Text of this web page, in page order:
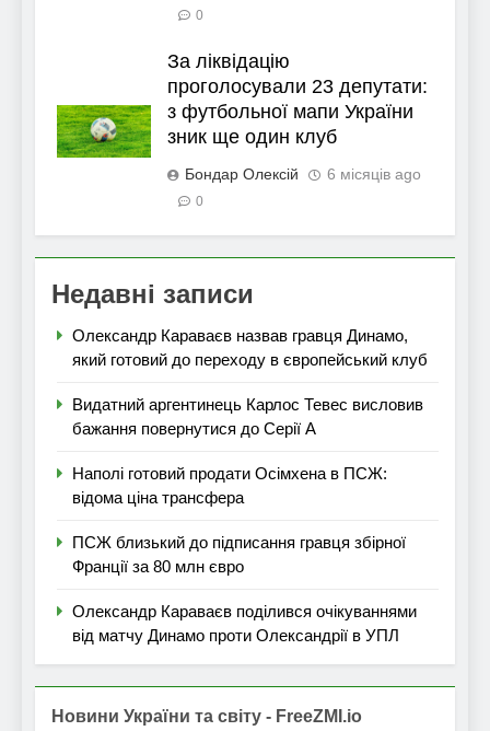
0
За ліквідацію
проголосували 23 депутати:
з футбольної мапи України
зник ще один клуб
Бондар Олексій 6 місяців ago
0
Недавні записи
Олександр Караваєв назвав гравця Динамо,
який готовий до переходу в європейський клуб
Видатний аргентинець Карлос Тевес висловив
бажання повернутися до Серії А
Наполі готовий продати Осімхена в ПСЖ:
відома ціна трансфера
ПСЖ близький до підписання гравця збірної
Франції за 80 млн євро
Олександр Караваєв поділився очікуваннями
від матчу Динамо проти Олександрії в УПЛ
Новини України та світу - FreeZMI.io